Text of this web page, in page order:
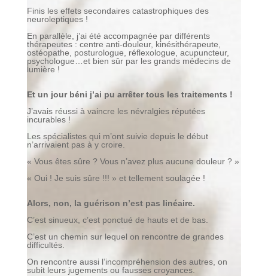
Finis les effets secondaires catastrophiques des
neuroleptiques !
En parallèle, j’ai été accompagnée par différents
thérapeutes : centre anti-douleur, kinésithérapeute,
ostéopathe, posturologue, réflexologue, acupuncteur,
psychologue…et bien sûr par les grands médecins de
lumière !
Et un jour béni j’ai pu arrêter tous les traitements !
J’avais réussi à vaincre les névralgies réputées
incurables !
Les spécialistes qui m’ont suivie depuis le début
n’arrivaient pas à y croire.
« Vous êtes sûre ? Vous n’avez plus aucune douleur ? »
« Oui ! Je suis sûre !!! » et tellement soulagée !
Alors, non, la guérison n’est pas linéaire.
C’est sinueux, c’est ponctué de hauts et de bas.
C’est un chemin sur lequel on rencontre de grandes
difficultés.
On rencontre aussi l’incompréhension des autres, on
subit leurs jugements ou fausses croyances.